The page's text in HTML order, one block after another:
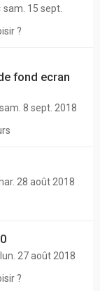
sam. 15 sept.
?
fond ecran
sam. 8 sept. 2018
28 août 2018
lun. 27 août 2018
?